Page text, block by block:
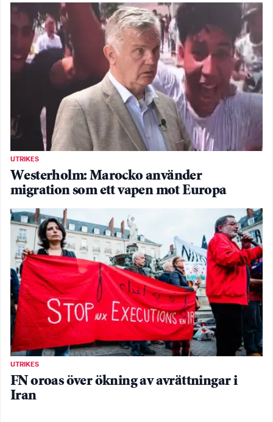
UTRIKES
Westerholm: Marocko använder
migration som ett vapen mot Europa
UTRIKES
FN oroas över ökning av avrättningar i
Iran